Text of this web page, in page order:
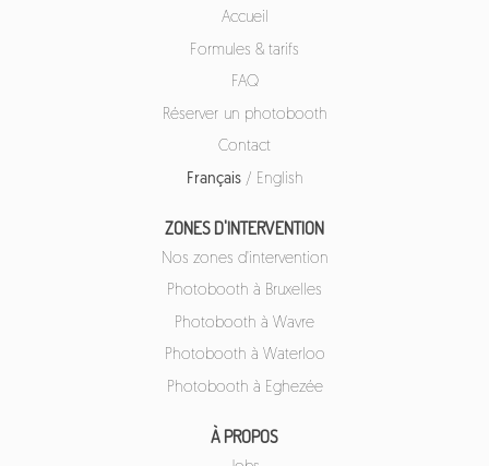
Accueil
Formules & tarifs
FAQ
Réserver un photobooth
Contact
Français/ English
ZONES D'INTERVENTION
Nos zones d'intervention
Photobooth à Bruxelles
Photobooth à Wavre
Photobooth à Waterloo
Photobooth à Eghezée
À PROPOS